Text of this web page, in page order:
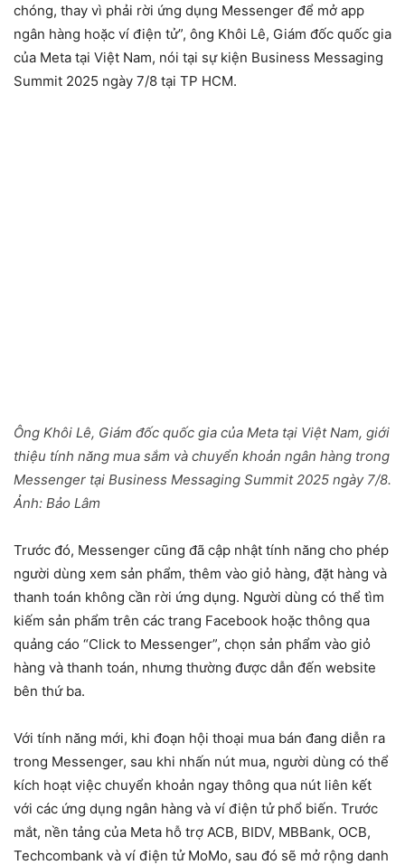
chóng, thay vì phải rời ứng dụng Messenger để mở app
ngân hàng hoặc ví điện tử”, ông Khôi Lê, Giám đốc quốc gia
của Meta tại Việt Nam, nói tại sự kiện Business Messaging
Summit 2025 ngày 7/8 tại TP HCM.
Ông Khôi Lê, Giám đốc quốc gia của Meta tại Việt Nam, giới
thiệu tính năng mua sắm và chuyển khoản ngân hàng trong
Messenger tại Business Messaging Summit 2025 ngày 7/8.
Ảnh: Bảo Lâm
Trước đó, Messenger cũng đã cập nhật tính năng cho phép
người dùng xem sản phẩm, thêm vào giỏ hàng, đặt hàng và
thanh toán không cần rời ứng dụng. Người dùng có thể tìm
kiếm sản phẩm trên các trang Facebook hoặc thông qua
quảng cáo “Click to Messenger”, chọn sản phẩm vào giỏ
hàng và thanh toán, nhưng thường được dẫn đến website
bên thứ ba.
Với tính năng mới, khi đoạn hội thoại mua bán đang diễn ra
trong Messenger, sau khi nhấn nút mua, người dùng có thể
kích hoạt việc chuyển khoản ngay thông qua nút liên kết
với các ứng dụng ngân hàng và ví điện tử phổ biến. Trước
mắt, nền tảng của Meta hỗ trợ ACB, BIDV, MBBank, OCB,
Techcombank và ví điện tử MoMo, sau đó sẽ mở rộng danh